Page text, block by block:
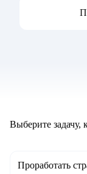
Выберите
Проработать